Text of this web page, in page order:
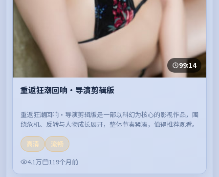
99:14
重返狂潮回响·导演剪辑版
重返狂潮回响·导演剪辑版是一部以科幻为核心的影视作品，围
绕危机、反转与人物成长展开，整体节奏紧凑，值得推荐观看。
高清
流畅
4.1万
119个月前